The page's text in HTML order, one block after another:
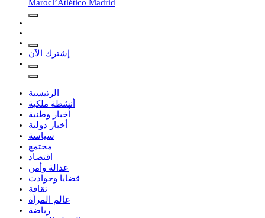
Marocl’Atlético Madrid
إشترك الآن
الرئيسية
أنشطة ملكية
أخبار وطنية
أخبار دولية
سياسة
مجتمع
اقتصاد
عدالة وأمن
قضايا وحوادث
ثقافة
عالم المرأة
رياضة